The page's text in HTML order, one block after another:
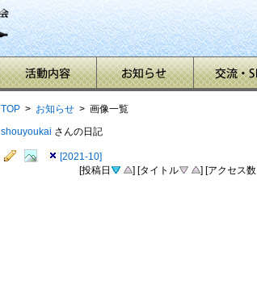
TOP > お知らせ > 画像一覧
shouyoukai さんの日記
[2021-10]
[投稿日
] [タイトル ] [アクセス数